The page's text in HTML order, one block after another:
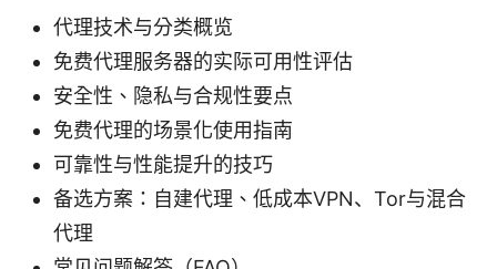
代理技术与分类概览
免费代理服务器的实际可用性评估
安全性、隐私与合规性要点
免费代理的场景化使用指南
可靠性与性能提升的技巧
备选方案：自建代理、低成本VPN、Tor与混合
代理